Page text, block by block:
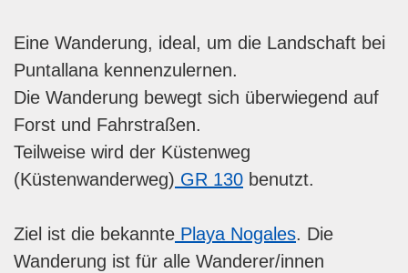
Eine Wanderung, ideal, um die Landschaft bei
Puntallana kennenzulernen.
Die Wanderung bewegt sich überwiegend auf
Forst und Fahrstraßen.
Teilweise wird der Küstenweg
(Küstenwanderweg) GR 130 benutzt.
Ziel ist die bekannte Playa Nogales. Die
Wanderung ist für alle Wanderer/innen